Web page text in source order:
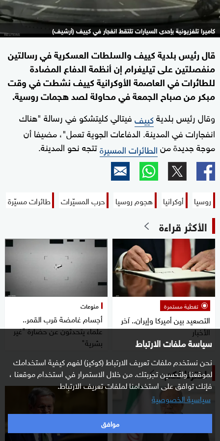
سياسة ملفات الارتباط
نحن نستخدم ملفات تعريف الارتباط (كوكيز) لفهم كيفية استخدامك
لموقعنا ولتحسين تجربتك. من خلال الاستمرار في استخدام موقعنا ،
فإنك توافق على استخدامنا لملفات تعريف الارتباط.
سياسية الخصوصية
موافق
كاميرا تلفزيونية بإحدى السيارات تلتقط انفجار في كييف (أرشيف)
قال رئيس بلدية كييف والسلطات العسكرية في رسالتين
منفصلتين على تيليغرام إن أنظمة الدفاع المضادة
للطائرات في العاصمة الأوكرانية كييف نشطت في وقت
مبكر من صباح الجمعة في محاولة لصد هجمات روسية.
وقال رئيس بلديةكييففيتالي كليتشكو في رسالة "هناك
انفجارات في المدينة. الدفاعات الجوية تعمل"، مضيفا أن
موجة جديدة منالطائرات المسيرةتتجه نحو المدينة.
روسيا أوكرانيا هجوم روسيا حرب المسيّرات طائرات مسيّرة
الأكثر قراءة
تغطية مستمرة
التصعيد بين أميركا وإيران.. آخر
الأخبار
منوعات
أجسام غامضة قرب القمر..
علماء يتحدثون عن حضارة "غير
بشرية"
اخترنا لكم